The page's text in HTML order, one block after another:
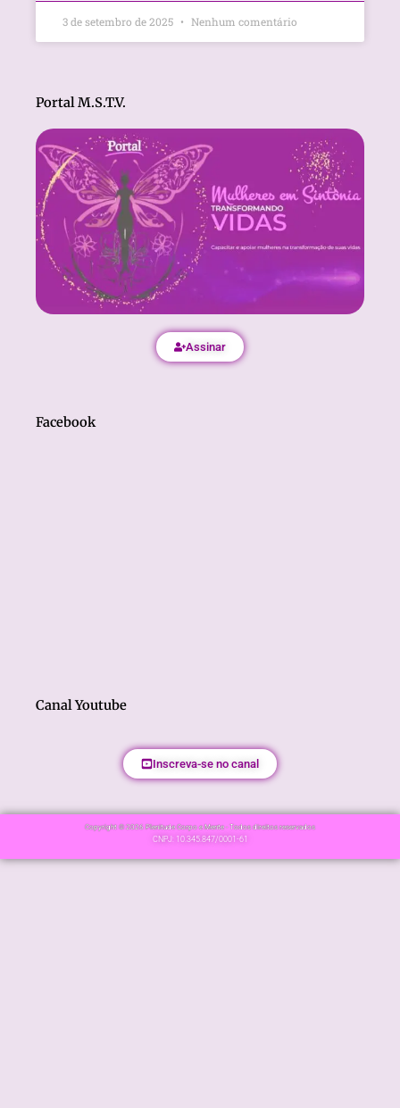
3 de setembro de 2025 Nenhum comentário
Portal M.S.T.V.
Assinar
Facebook
Canal Youtube
Inscreva-se no canal
Copyright © 2026 Plenitude Corpo e Mente - Todos direitos reservados
CNPJ: 10.345.847/0001-61